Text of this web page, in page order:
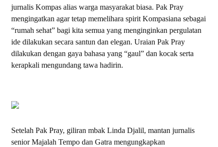
jurnalis Kompas alias warga masyarakat biasa. Pak Pray
mengingatkan agar tetap memelihara spirit Kompasiana sebagai
“rumah sehat” bagi kita semua yang menginginkan pergulatan
ide dilakukan secara santun dan elegan. Uraian Pak Pray
dilakukan dengan gaya bahasa yang “gaul” dan kocak serta
kerapkali mengundang tawa hadirin.
Setelah Pak Pray, giliran mbak Linda Djalil, mantan jurnalis
senior Majalah Tempo dan Gatra mengungkapkan